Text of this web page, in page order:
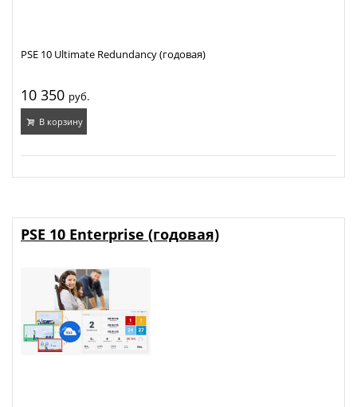
10 350 руб.
В корзину
PSE 10 Ultimate Redundancy (годовая)
PSE 10 Enterprise (годовая)